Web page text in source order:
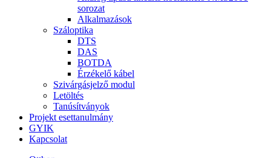
sorozat
Alkalmazások
Száloptika
DTS
DAS
BOTDA
Érzékelő kábel
Szivárgásjelző modul
Letöltés
Tanúsítványok
Projekt esettanulmány
GYIK
Kapcsolat